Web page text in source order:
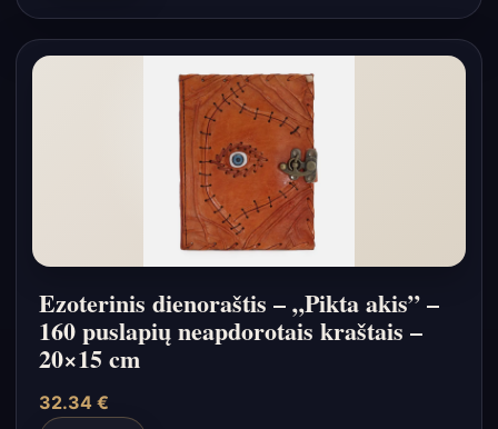
Ezoterinis dienoraštis – „Pikta akis” –
160 puslapių neapdorotais kraštais –
20×15 cm
32.34 €